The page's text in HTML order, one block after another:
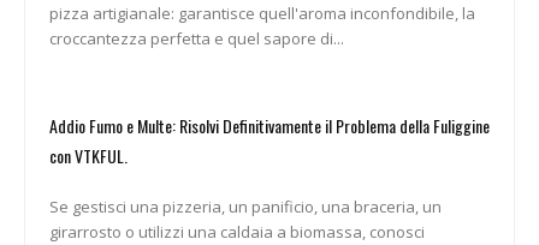
pizza artigianale: garantisce quell'aroma inconfondibile, la
croccantezza perfetta e quel sapore di...
Addio Fumo e Multe: Risolvi Definitivamente il Problema della Fuliggine
con VTKFUL.
Se gestisci una pizzeria, un panificio, una braceria, un
girarrosto o utilizzi una caldaia a biomassa, conosci